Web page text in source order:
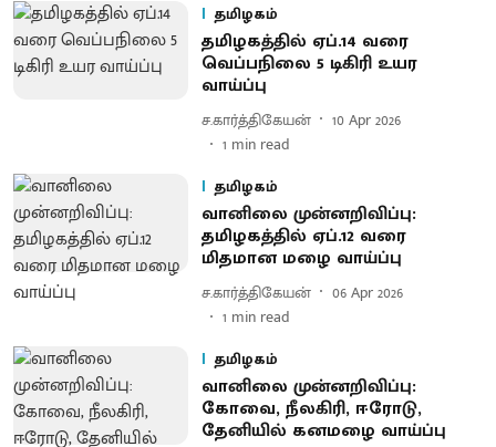
தமிழகம்
தமிழகத்தில் ஏப்.14 வரை
வெப்பநிலை 5 டிகிரி உயர
வாய்ப்பு
ச.கார்த்திகேயன்
10 Apr 2026
1 min read
தமிழகம்
வானிலை முன்னறிவிப்பு:
தமிழகத்தில் ஏப்.12 வரை
மிதமான மழை வாய்ப்பு
ச.கார்த்திகேயன்
06 Apr 2026
1 min read
தமிழகம்
வானிலை முன்னறிவிப்பு:
கோவை, நீலகிரி, ஈரோடு,
தேனியில் கனமழை வாய்ப்பு